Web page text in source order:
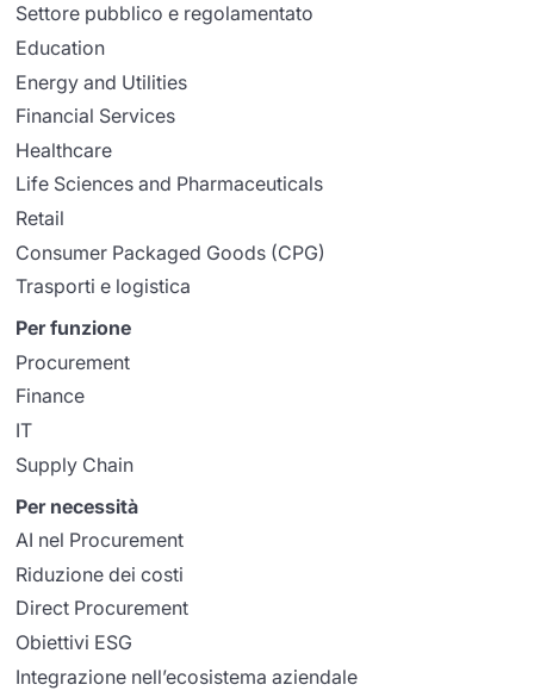
Settore pubblico e regolamentato
Education
Energy and Utilities
Financial Services
Healthcare
Life Sciences and Pharmaceuticals
Retail
Consumer Packaged Goods (CPG)
Trasporti e logistica
Per funzione
Procurement
Finance
IT
Supply Chain
Per necessità
AI nel Procurement
Riduzione dei costi
Direct Procurement
Obiettivi ESG
Integrazione nell’ecosistema aziendale